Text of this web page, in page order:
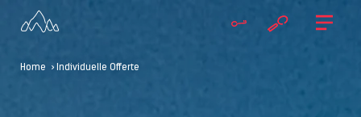
Home > Individuelle Offerte